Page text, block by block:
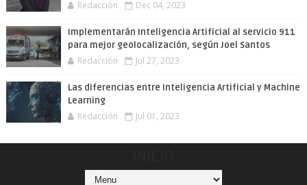
Redacción Dec 04, 2023
Implementarán Inteligencia Artificial al servicio 911
para mejor geolocalización, según Joel Santos
Redacción Jul 27, 2023
Las diferencias entre Inteligencia Artificial y Machine
Learning
Redacción Jul 01, 2023